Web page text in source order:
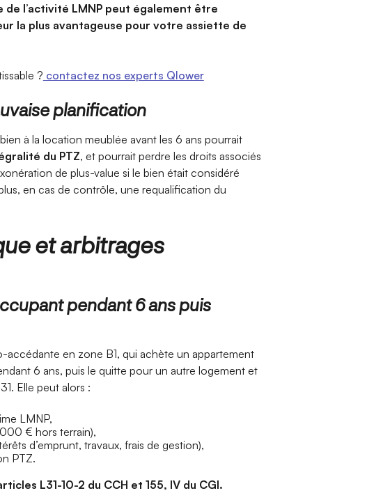
l’activité LMNP peut également être
la plus avantageuse pour votre assiette de
? contactez nos experts Qlower
planification
à la location meublée avant les 6 ans pourrait
du PTZ, et pourrait perdre les droits associés
de plus-value si le bien était considéré
en cas de contrôle, une requalification du
et arbitrages
pendant 6 ans puis
accédante en zone B1, qui achète un appartement
6 ans, puis le quitte pour un autre logement et
Elle peut alors :
LMNP,
€ hors terrain),
d’emprunt, travaux, frais de gestion),
PTZ.
L31-10-2 du CCH et 155, IV du CGI.